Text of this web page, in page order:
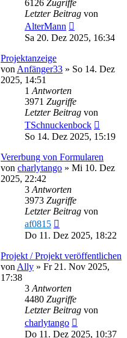
6126 Zugriffe
Letzter Beitrag von
AlterMann
Sa 20. Dez 2025, 16:34
Projektanzeige
von Anfänger33 » So 14. Dez
2025, 14:51
1 Antworten
3971 Zugriffe
Letzter Beitrag von
TSchnuckenbock
So 14. Dez 2025, 15:19
Vererbung von Formularen
von charlytango » Mi 10. Dez
2025, 22:42
3 Antworten
3973 Zugriffe
Letzter Beitrag von
af0815
Do 11. Dez 2025, 18:22
Projekt / Projekt veröffentlichen
von Ally » Fr 21. Nov 2025,
17:38
3 Antworten
4480 Zugriffe
Letzter Beitrag von
charlytango
Do 11. Dez 2025, 10:37